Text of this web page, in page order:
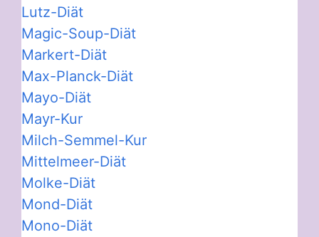
Lutz-Diät
Magic-Soup-Diät
Markert-Diät
Max-Planck-Diät
Mayo-Diät
Mayr-Kur
Milch-Semmel-Kur
Mittelmeer-Diät
Molke-Diät
Mond-Diät
Mono-Diät